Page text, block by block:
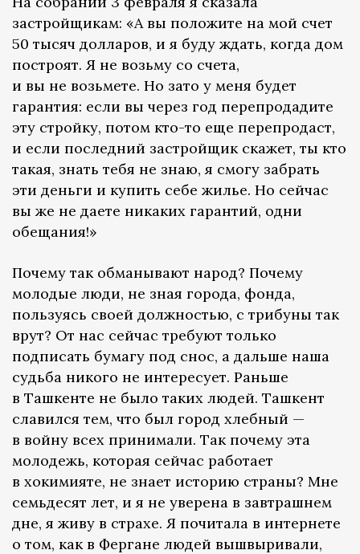
застройщикам: «А вы положите на мой счет
50 тысяч долларов, и я буду ждать, когда дом
построят. Я не возьму со счета,
и вы не возьмете. Но зато у меня будет
гарантия: если вы через год перепродадите
эту стройку, потом кто-то еще перепродаст,
и если последний застройщик скажет, ты кто
такая, знать тебя не знаю, я смогу забрать
эти деньги и купить себе жилье. Но сейчас
вы же не даете никаких гарантий, одни
обещания!»
Почему так обманывают народ? Почему
молодые люди, не зная города, фонда,
пользуясь своей должностью, с трибуны так
врут? От нас сейчас требуют только
подписать бумагу под снос, а дальше наша
судьба никого не интересует. Раньше
в Ташкенте не было таких людей. Ташкент
славился тем, что был город хлебный —
в войну всех принимали. Так почему эта
молодежь, которая сейчас работает
в хокимияте, не знает историю страны? Мне
семьдесят лет, и я не уверена в завтрашнем
дне, я живу в страхе. Я почитала в интернете
о том, как в Фергане людей вышвыривали,